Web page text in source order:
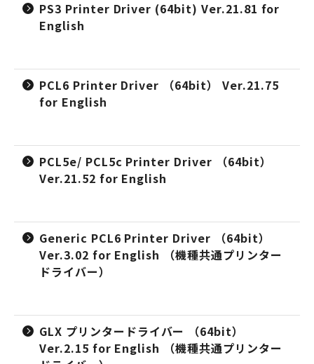
PS3 Printer Driver (64bit) Ver.21.81 for
English
PCL6 Printer Driver （64bit） Ver.21.75
for English
PCL5e/ PCL5c Printer Driver （64bit）
Ver.21.52 for English
Generic PCL6 Printer Driver （64bit）
Ver.3.02 for English （機種共通プリンター
ドライバー）
GLX プリンタードライバー （64bit）
Ver.2.15 for English （機種共通プリンター